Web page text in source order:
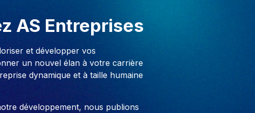
AS Entreprises
et développer vos
un nouvel élan à votre carrière
dynamique et à taille humaine
développement, nous publions